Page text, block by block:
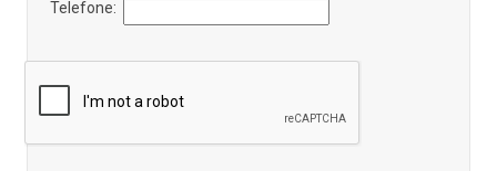
Telefone: